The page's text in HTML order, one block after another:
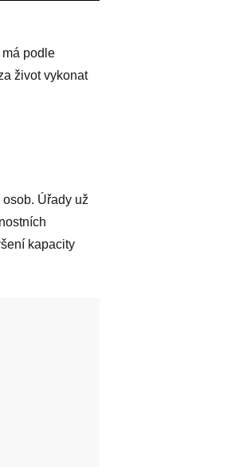
podle
život vykonat
Úřady už
kapacity